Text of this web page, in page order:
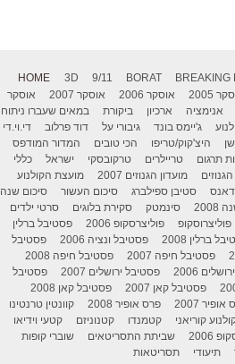
HOME 3D 9/11 BORAT BREAKING
2005 אוסקר 2006 אוסקר 2007
אוסקר
אנימציה ארכיון ביקורת
במאים שעברו ניתוח
ג'יימס בונד גיבורי על דוד פרלוב
די.וי.די
היצ'קוק/טריפו הכי טובים
המדור המודפס
תרגום טריילרים טרקובסקי ישראל
כללי
מועדון הגנוזים 2007
מועצת הקולנוע
סטיבן ספילברג סיכום העשור
סיכום שנה
סינמטק סקירת בלוגים
סרטי ילדים
פוליצרוסקופ פוליצרסקופ 2006
פסטיבל ברלין
ברלין 2008 פסטיבל ונציה 2006
פסטיבל
פסטיבל חיפה 2007
פסטיבל חיפה 2008
2006 פסטיבל ירושלים 2007
פסטיבל
פסטיבל קאן 2007
פסטיבל קאן 2008
2007 פרס אופיר 2008
קוונטין טרנטינו
קוריאני קטמנדו קטנוניזם
קטעי וידיאו
2006 שביתת התסריטאים
שוברי קופות
תיעודי תסריטאות